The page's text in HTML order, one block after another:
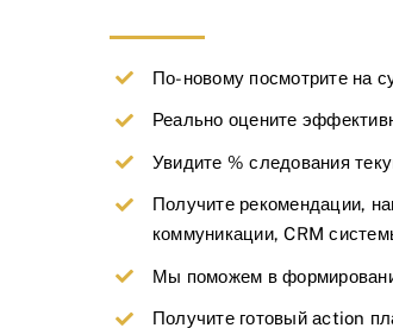
По-новому посмотрите на
Реально оцените
Увидите % следования
Получите рекомендации,
коммуникации, CRM
Мы поможем в
Получите готовый аction